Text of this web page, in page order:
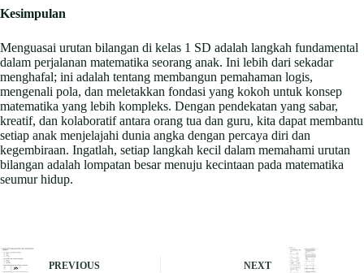
Kesimpulan
Menguasai urutan bilangan di kelas 1 SD adalah langkah fundamental
dalam perjalanan matematika seorang anak. Ini lebih dari sekadar
menghafal; ini adalah tentang membangun pemahaman logis,
mengenali pola, dan meletakkan fondasi yang kokoh untuk konsep
matematika yang lebih kompleks. Dengan pendekatan yang sabar,
kreatif, dan kolaboratif antara orang tua dan guru, kita dapat membantu
setiap anak menjelajahi dunia angka dengan percaya diri dan
kegembiraan. Ingatlah, setiap langkah kecil dalam memahami urutan
bilangan adalah lompatan besar menuju kecintaan pada matematika
seumur hidup.
PREVIOUS NEXT